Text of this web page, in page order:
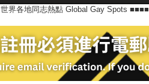
世界各地同志熱點 Global Gay Spots ■■■■